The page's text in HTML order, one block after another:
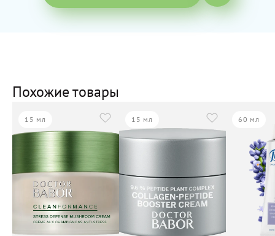
Похожие товары
15 мл 15 мл 60 мл